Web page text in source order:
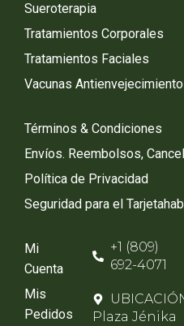
Sueroterapia
Tratamientos Corporales
Tratamientos Faciales
Vacunas Antienvejecimiento
Términos & Condiciones
Envíos. Reembolsos,
Política de Privacidad
Seguridad para el
Mi
Cuenta
Mis
Pedidos
+1 (809)
692-4071
Plaza Jénika